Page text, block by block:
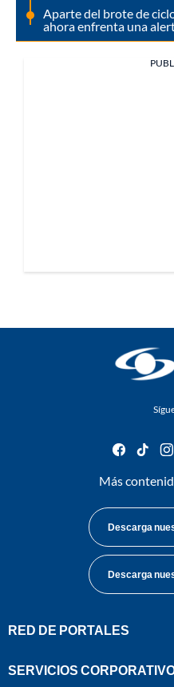
Aparte del brote de
ahora enfrenta una
facebook
Más
Descarga
Descarga
RED DE PORTALES
SERVICIOS